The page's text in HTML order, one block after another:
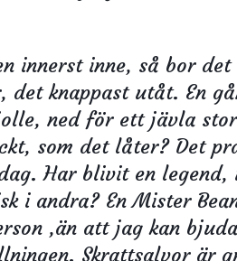
innerst inne, så bor
det knappast utåt. En
ned för ett jävla
som det låter? Det
Har blivit en legend,
i andra? En Mister
,än att jag kan
Skrattsalvor är